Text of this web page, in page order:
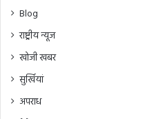
Blog
राष्ट्रीय न्यूज
खोजी खबर
सुर्खियां
अपराध